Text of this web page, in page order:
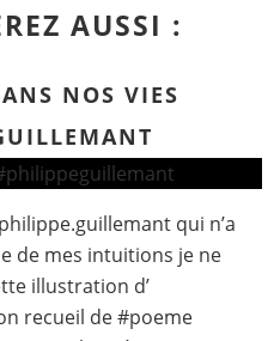
AUSSI :
NOS VIES
qui n’a
de mes intuitions je ne
illustration d’
recueil de #poeme